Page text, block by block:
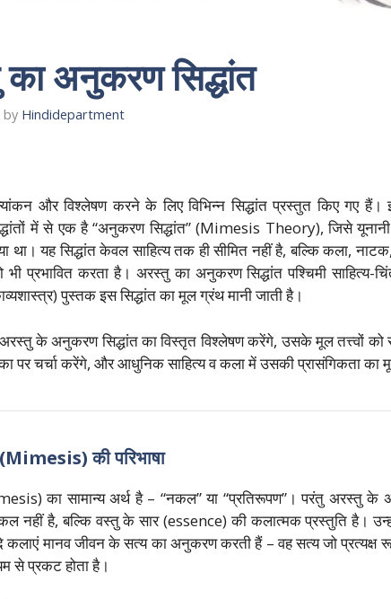
अनुकरण सिद्धांत
by Hindidepartment
और विश्लेषण करने के लिए विभिन्न सिद्धांत प्रस्तुत किए गए हैं।
में से एक है “अनुकरण सिद्धांत” (Mimesis Theory), जिसे
था। यह सिद्धांत केवल साहित्य तक ही सीमित नहीं है, बल्कि कला,
भी प्रभावित करता है। अरस्तु का अनुकरण सिद्धांत पश्चिमी
पुस्तक इस सिद्धांत का मूल ग्रंथ मानी जाती है।
के अनुकरण सिद्धांत का विस्तृत विश्लेषण करेंगे, उसके मूल तत्त्वों को
पर चर्चा करेंगे, और आधुनिक साहित्य व कला में उसकी प्रासंगिकता का
की परिभाषा
का सामान्य अर्थ है – “नकल” या “प्रतिरूपण”। परंतु अरस्तु के
नहीं है, बल्कि वस्तु के सार (essence) की कलात्मक प्रस्तुति है।
कलाएं मानव जीवन के सत्य का अनुकरण करती हैं – वह सत्य जो प्रत्यक्ष
से प्रकट होता है।